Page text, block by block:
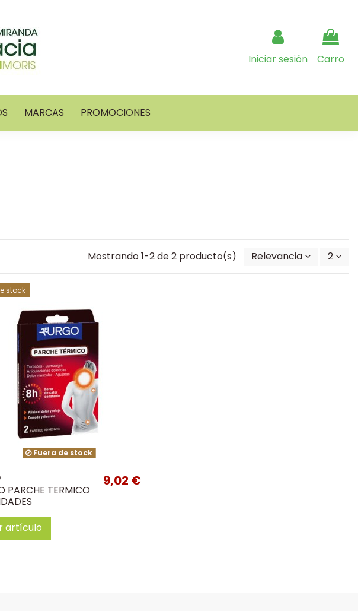
Iniciar sesión Carro
MARCAS PROMOCIONES
Mostrando 1-2 de 2 producto(s) Relevancia 2
stock
Fuera de stock
PARCHE TERMICO
9,02 €
artículo